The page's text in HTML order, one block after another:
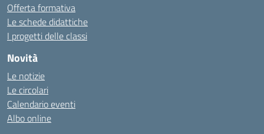
Offerta formativa
Le schede didattiche
I progetti delle classi
Novità
Le notizie
Le circolari
Calendario eventi
Albo online